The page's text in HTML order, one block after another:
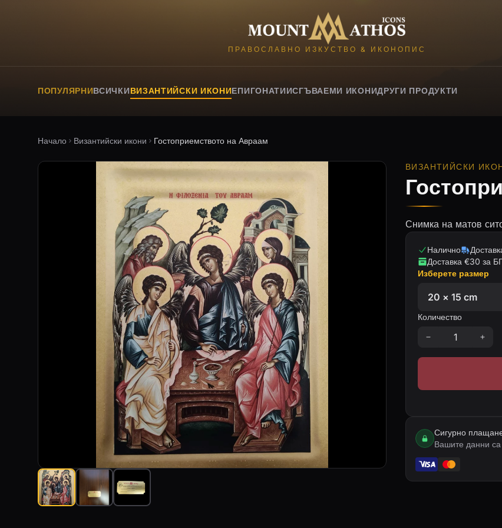
Mount Athos Icons
ПРАВОСЛАВНО ИЗКУСТВО & ИКОНОПИС
ПОПУЛЯРНИВСИЧКИВИЗАНТИЙСКИ ИКОНИЕПИГОНАТИИСГЪВАЕМИ ИКОНИДРУГИ ПРОДУКТИ
Начало Византийски икони Гостоприемството на Авраам
ВИЗАНТИЙСКИ
Снимка на матов
Налично
Доставка €30 за
Изберете размер
Количество
Сигурно
Вашите данни са